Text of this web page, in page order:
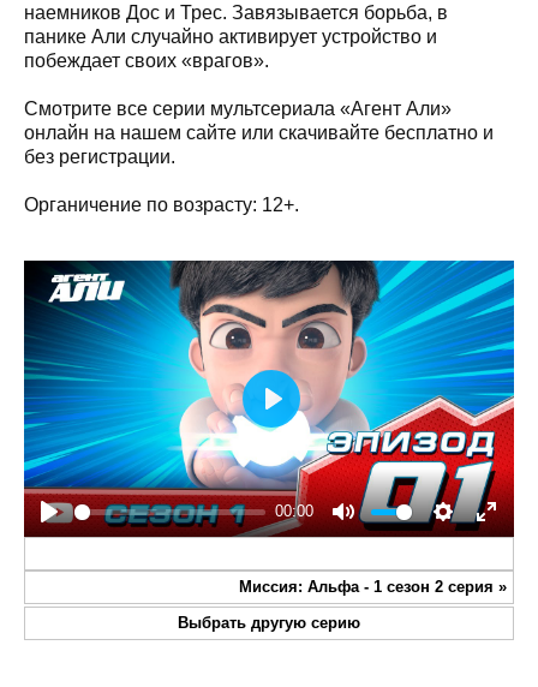
наемников Дос и Трес. Завязывается борьба, в
панике Али случайно активирует устройство и
побеждает своих «врагов».
Смотрите все серии мультсериала «Агент Али»
онлайн на нашем сайте или скачивайте бесплатно и
без регистрации.
Органичение по возрасту: 12+.
Play
00:00
Mute Settings
Enter
Play
Миссия: Альфа - 1 сезон 2 серия »
Выбрать другую серию